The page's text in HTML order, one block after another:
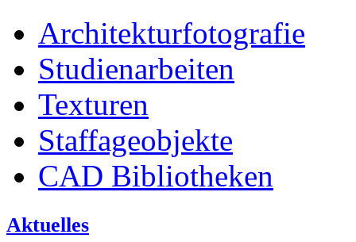
Architekturfotografie
Studienarbeiten
Texturen
Staffageobjekte
CAD Bibliotheken
Aktuelles